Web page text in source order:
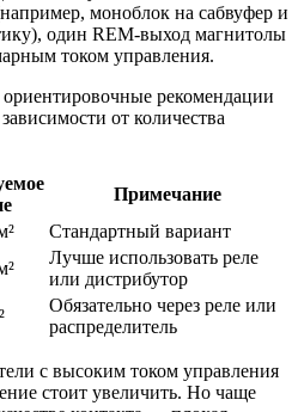
моноблок на сабвуфер и
один REM-выход магнитолы
током управления.
рекомендации
от количества
Примечание
Стандартный вариант
Лучше использовать реле
или дистрибутор
Обязательно через реле или
распределитель
с высоким током управления
стоит увеличить. Но чаще